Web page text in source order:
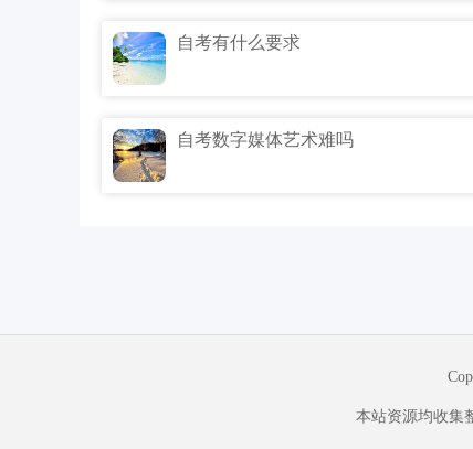
自考有什么要求
自考数字媒体艺术难吗
本站资源均收集